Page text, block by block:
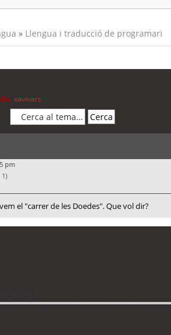
» Llengua i traducció de programari
xavivars
pm
1)
el "carrer de les Doedes". Que vol dir?